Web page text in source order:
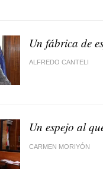
Un fábrica de
ALFREDO CANTELI
Un espejo al
CARMEN MORIYÓN